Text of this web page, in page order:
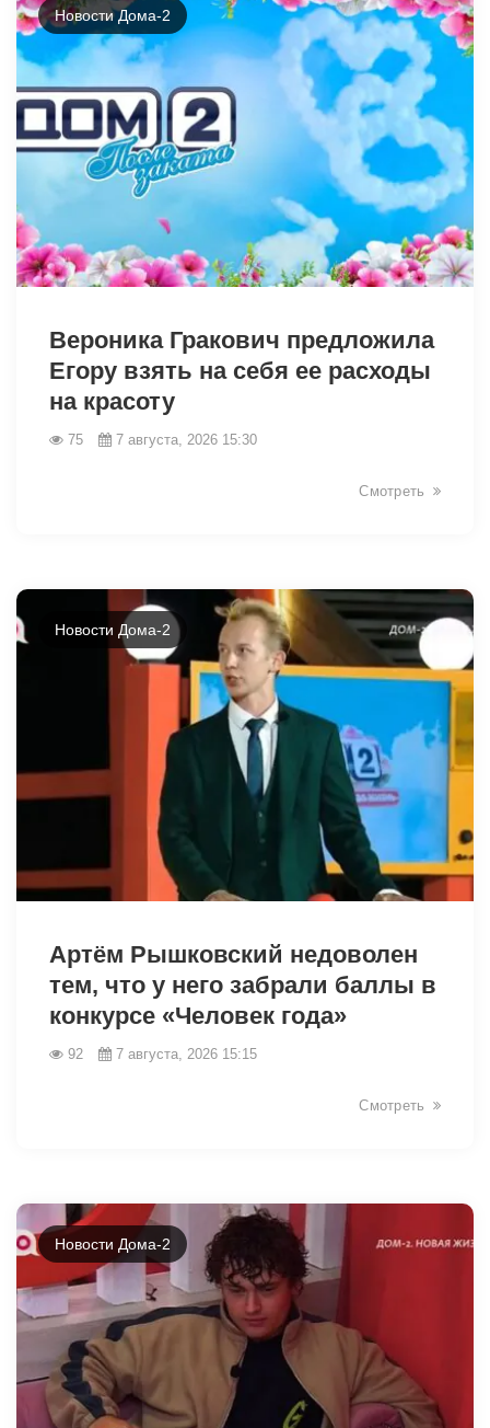
Новости Дома-2
Вероника Гракович предложила
Егору взять на себя ее расходы
на красоту
75 7 августа, 2026 15:30
Смотреть
Новости Дома-2
Артём Рышковский недоволен
тем, что у него забрали баллы в
конкурсе «Человек года»
92 7 августа, 2026 15:15
Смотреть
Новости Дома-2